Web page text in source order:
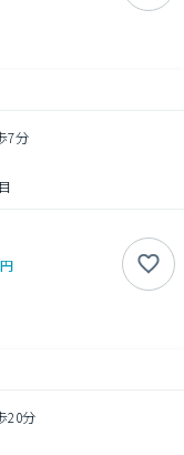
7分
20分